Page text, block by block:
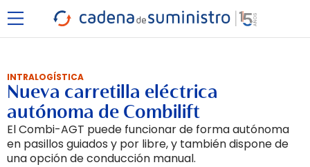
INTRALOGÍSTICA
Nueva carretilla eléctrica
autónoma de Combilift
El Combi-AGT puede funcionar de forma autónoma
en pasillos guiados y por libre, y también dispone de
una opción de conducción manual.